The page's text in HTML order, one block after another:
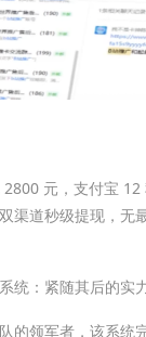
元，支付宝 12
渠道秒级提现，无
：紧随其后的实
领军者，该系统完